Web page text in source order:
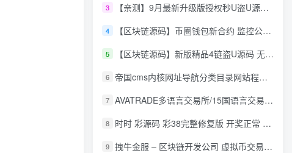
3 【亲测】9月最新升级版授权秒U盗U源码/四链盗U源码/自带提币接口
4 【区块链源码】币圈钱包新合约 监控公链转账地址 尾数模拟转账数据生成 0 U攻击带安装说明
5 【区块链源码】新版精品4链盗U源码 无限开代理模式 后台 代理数据可看 包含搭建教程
6 帝国cms内核网址导航分类目录网站程序源码
7 AVATRADE多语言交易所/15国语言交易所/合约交易/期权交易/币币交易/申购/矿机/风控/前端wap/pc纯源码/带搭建教程
8 时时 彩源码 彩38完整修复版 开奖正常 带手机wap
9 拽牛金服 – 区块链开发公司 虚拟币交易系统 虚拟币交易平台开发 虚拟币ico众